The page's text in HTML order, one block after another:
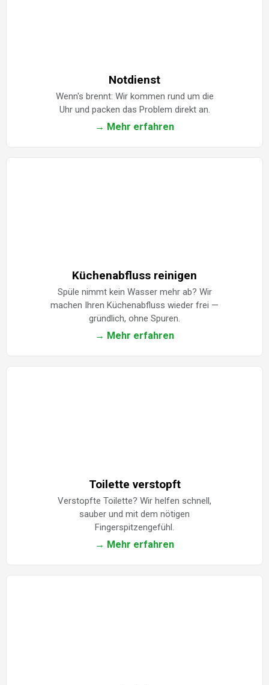
Notdienst
Wenn's brennt: Wir kommen rund um die
Uhr und packen das Problem direkt an.
→ Mehr erfahren
Küchenabfluss reinigen
Spüle nimmt kein Wasser mehr ab? Wir
machen Ihren Küchenabfluss wieder frei —
gründlich, ohne Spuren.
→ Mehr erfahren
Toilette verstopft
Verstopfte Toilette? Wir helfen schnell,
sauber und mit dem nötigen
Fingerspitzengefühl.
→ Mehr erfahren